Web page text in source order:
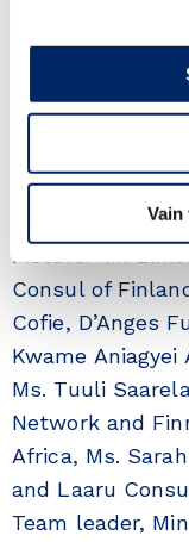
Vain
presentations
Picture: Mr.
Consul of
Cofie, D’Anges
Kwame Aniagyei
Ms. Tuuli
Network and
Africa, Ms.
and Laaru
Team leader,